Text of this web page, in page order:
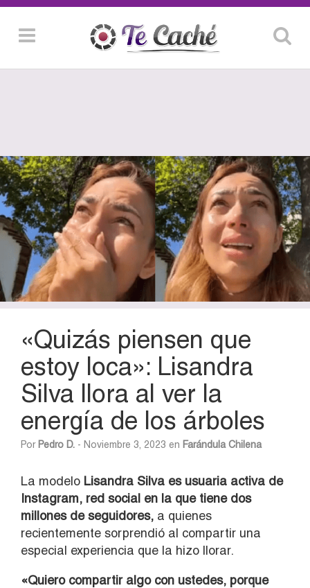
«Quizás piensen que
estoy loca»: Lisandra
Silva llora al ver la
energía de los árboles
Por Pedro D. - Noviembre 3, 2023 en Farándula Chilena
La modelo Lisandra Silva es usuaria activa de
Instagram, red social en la que tiene dos
millones de seguidores, a quienes
recientemente sorprendió al compartir una
especial experiencia que la hizo llorar.
«Quiero compartir algo con ustedes, porque